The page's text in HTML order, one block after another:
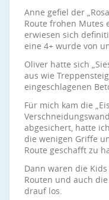
Anne gefiel der
Route frohen Mutes
erwiesen sich
eine 4+ wurde von
Oliver hatte sich
aus wie
eingeschlagenen
Für mich kam die
abgesichert, hatte
die wenigen Griffe
Route geschafft zu
Dann waren die
Routen und auch
drauf los.